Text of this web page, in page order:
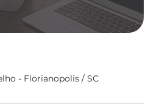
- Florianopolis / SC